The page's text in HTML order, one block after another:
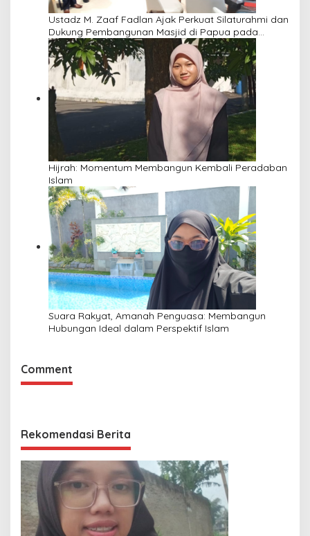
Ustadz M. Zaaf Fadlan Ajak Perkuat Silaturahmi dan
Dukung Pembangunan Masjid di Papua pada
Pengajian Yayasan Alimbas Insan Cita
Hijrah: Momentum Membangun Kembali Peradaban
Islam
Suara Rakyat, Amanah Penguasa: Membangun
Hubungan Ideal dalam Perspektif Islam
Comment
Rekomendasi Berita